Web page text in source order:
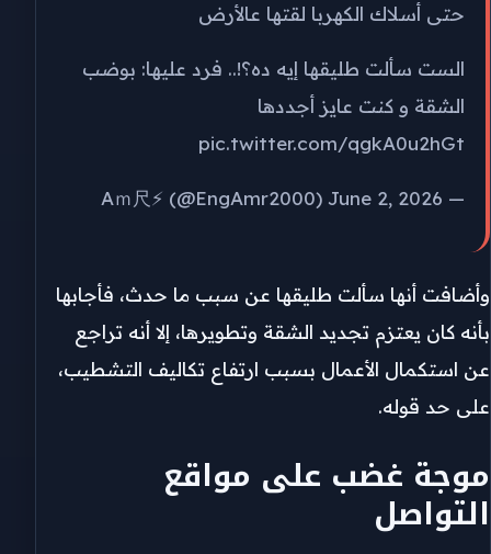
حتى أسلاك الكهربا لقتها عالأرض
الست سألت طليقها إيه ده؟!.. فرد عليها: بوضب
الشقة و كنت عايز أجددها
pic.twitter.com/qgkA0u2hGt
— Aｍ尺⚡ (@EngAmr2000)
June 2, 2026
وأضافت أنها سألت طليقها عن سبب ما حدث، فأجابها
بأنه كان يعتزم تجديد الشقة وتطويرها، إلا أنه تراجع
عن استكمال الأعمال بسبب ارتفاع تكاليف التشطيب،
على حد قوله.
موجة غضب على مواقع
التواصل